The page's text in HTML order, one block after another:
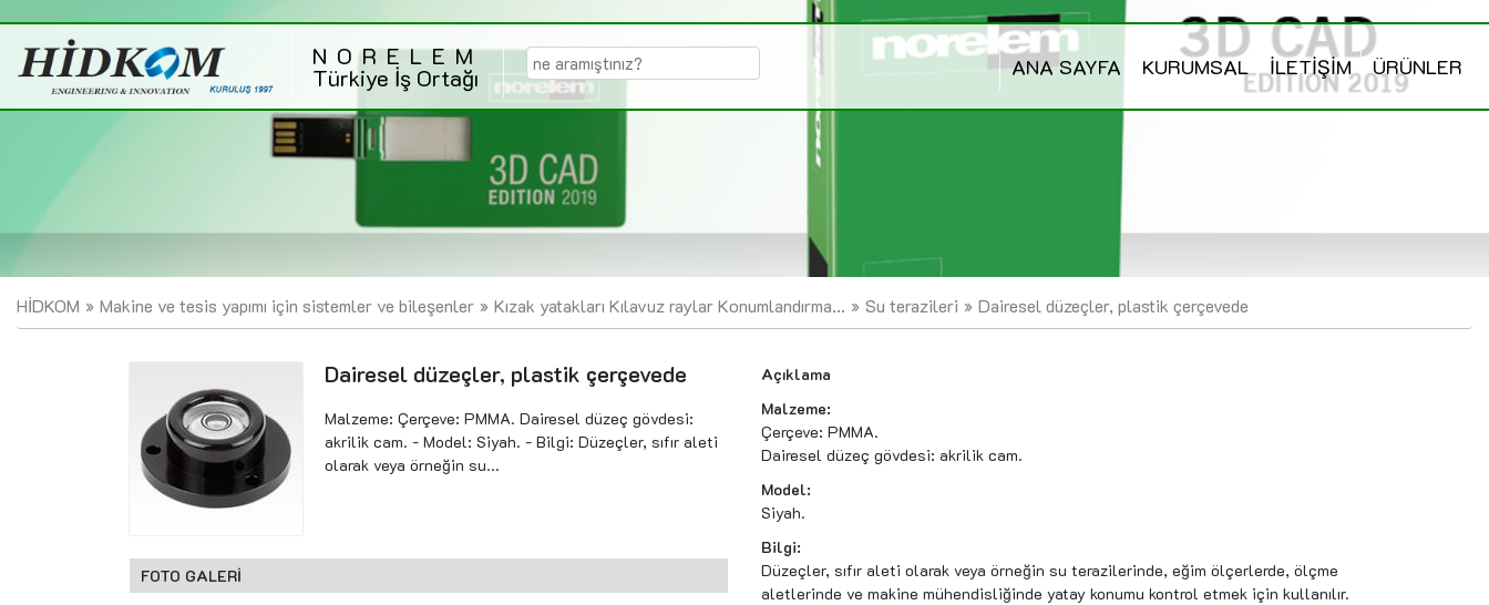
NORELEM
Türkiye İş Ortağı ANA SAYFA KURUMSAL İLETİŞİM ÜRÜNLER
HİDKOM Makine ve tesis yapımı için sistemler ve bileşenler Kızak yatakları Kılavuz raylar Konumlandırma... Su terazileri Dairesel düzeçler, plastik çerçevede
Dairesel düzeçler, plastik çerçevede
Malzeme: Çerçeve: PMMA. Dairesel düzeç gövdesi:
akrilik cam. - Model: Siyah. - Bilgi: Düzeçler, sıfır aleti
olarak veya örneğin su...
FOTO GALERİ
Açıklama
Malzeme:
Çerçeve: PMMA.
Dairesel düzeç gövdesi: akrilik cam.
Model:
Siyah.
Bilgi:
Düzeçler, sıfır aleti olarak veya örneğin su terazilerinde, eğim ölçerlerde, ölçme
aletlerinde ve makine mühendisliğinde yatay konumu kontrol etmek için kullanılır.